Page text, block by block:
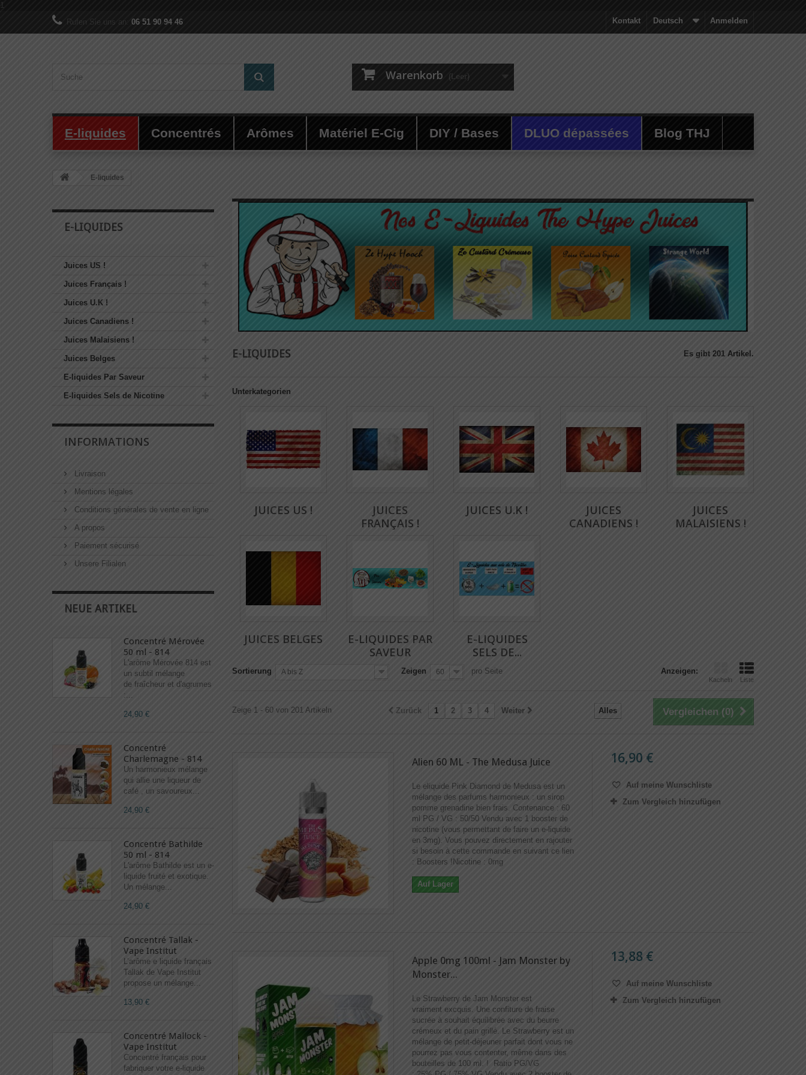
1
Anmelden
Deutsch
Kontakt
Rufen Sie uns an: 06 51 90 94 46
Warenkorb (Leer)
E-liquides Concentrés Arômes Matériel E-Cig DIY / Bases DLUO dépassées Blog THJ
E-liquides
E-LIQUIDES
Juices US !
Juices Français !
Juices U.K !
Juices Canadiens !
Juices Malaisiens !
Juices Belges
E-liquides Par Saveur
E-liquides Sels de Nicotine
INFORMATIONS
Livraison
Mentions légales
Conditions générales de vente en ligne
A propos
Paiement sécurisé
Unsere Filialen
NEUE ARTIKEL
Concentré Mérovée
50 ml - 814
L'arôme Mérovée 814 est
un subtil mélange
de fraîcheur et d'agrumes
:...
24,90 €
Concentré
Charlemagne - 814
Un harmonieux mélange
qui allie une liqueur de
café , un savoureux...
24,90 €
Concentré Bathilde
50 ml - 814
L'arôme Bathilde est un e-
liquide fruité et exotique.
Un mélange...
24,90 €
Concentré Tallak -
Vape Institut
L’arôme e liquide français
Tallak de Vape Institut
propose un mélange...
13,90 €
Concentré Mallock -
Vape Institut
Concentré français pour
fabriquer votre e-liquide
E-LIQUIDES Es gibt 201 Artikel.
Unterkategorien
JUICES US !
JUICES
FRANÇAIS !
JUICES U.K !
JUICES
CANADIENS !
JUICES
MALAISIENS !
JUICES BELGES
E-LIQUIDES PAR
SAVEUR
E-LIQUIDES
SELS DE...
Anzeigen:
Kacheln Liste
Sortierung A bis Z Zeigen 60 pro Seite
Vergleichen (0)
Alles
Zurück 1 2 3 4 Weiter
Zeige 1 - 60 von 201 Artikeln
Alien 60 ML - The Medusa Juice
Le eliquide Pink Diamond de Medusa est un
mélange des parfums harmonieux : un sirop
pomme grenadine bien frais. Contenance : 60
ml PG / VG : 50/50 Vendu avec 1 booster de
nicotine (vous permettant de faire un e-liquide
en 3mg). Vous pouvez directement en rajouter
si besoin à cette commande en suivant ce lien
: Boosters !​​ Nicotine : 0mg
Auf Lager
16,90 €
Auf meine Wunschliste
Zum Vergleich hinzufügen
Apple 0mg 100ml - Jam Monster by
Monster...
Le Strawberry de Jam Monster est
vraiment excquis. Une confiture de fraise
sucrée à souhait équilibrée avec du beurre
crémeux et du pain grillé. Le Strawberry est un
mélange de petit-déjeuner parfait dont vous ne
pourrez pas vous contenter, même dans des
bouteilles de 100 ml. ! Ratio PG/VG
13,88 €
Auf meine Wunschliste
Zum Vergleich hinzufügen